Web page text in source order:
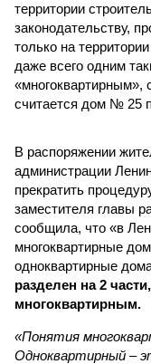
территории
законодательству,
только на
даже всего одним
«многоквартирным»,
считается дом № 25
В распоряжении
администрации
прекратить
заместителя главы
сообщила, что «в
многоквартирные
одноквартирные
разделен на 2
многоквартирным.
«Понятия
Одноквартирный –